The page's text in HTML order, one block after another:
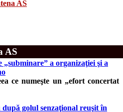
AS
AS
a organizaţiei şi a
ce numeşte un „efort concertat
golul senzaţional reuşit în